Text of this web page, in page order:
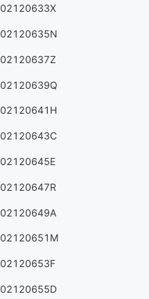
02120633X
02120635N
02120637Z
02120639Q
02120641H
02120643C
02120645E
02120647R
02120649A
02120651M
02120653F
02120655D